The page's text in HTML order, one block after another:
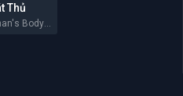
Thủ
The Hitman's Bodyguard 2017